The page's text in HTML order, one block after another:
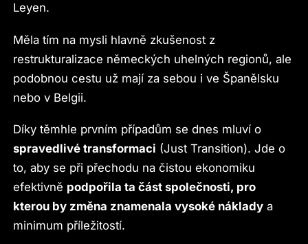
Leyen.
Měla tím na mysli hlavně zkušenost z
restrukturalizace německých uhelných regionů, ale
podobnou cestu už mají za sebou i ve Španělsku
nebo v Belgii.
Díky těmhle prvním případům se dnes mluví o
spravedlivé transformaci (Just Transition). Jde o
to, aby se při přechodu na čistou ekonomiku
efektivně podpořila ta část společnosti, pro
kterou by změna znamenala vysoké náklady a
minimum příležitostí.